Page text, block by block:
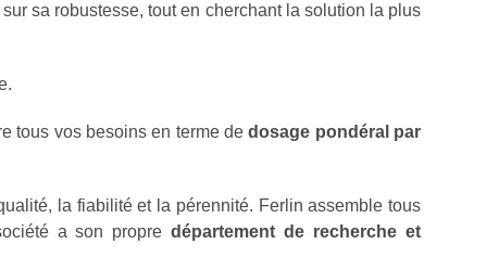
sa robustesse, tout en cherchant la solution la plus
tous vos besoins en terme dedosage pondéral par
la fiabilité et la pérennité. Ferlin assemble tous
a son propredépartement de recherche et